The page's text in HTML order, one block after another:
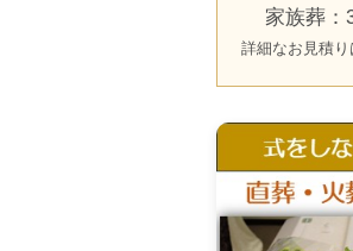
家族葬：
詳細なお見積り